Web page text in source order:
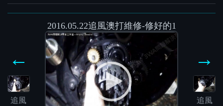
2016.05.22追風澳打維修-修好的1
←
追風
Video
Player
→
追風